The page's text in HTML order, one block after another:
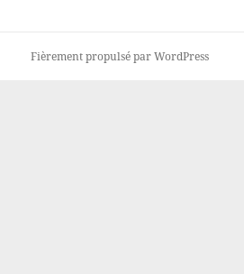
Fièrement propulsé par WordPress